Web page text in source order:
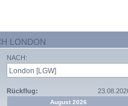
LONDON
NACH:
Rückflug:
August 2026